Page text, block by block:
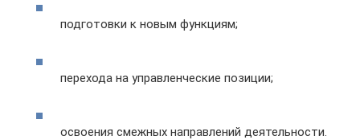
подготовки к новым функциям;
перехода на управленческие позиции;
освоения смежных направлений деятельности.